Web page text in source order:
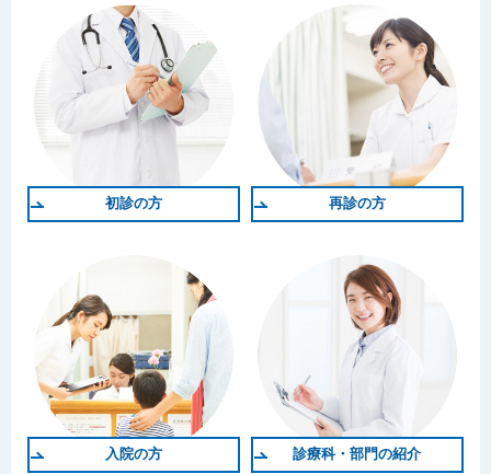
初診の方 再診の方
入院の方 診療科・部門の紹介